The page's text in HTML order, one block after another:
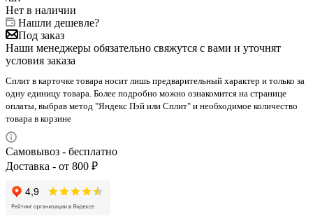
Нет в наличии
Нашли дешевле?
Под заказ
Наши менеджеры обязательно свяжутся с вами и уточнят
условия заказа
Сплит в карточке товара носит лишь предварительный характер и только за
одну единицу товара. Более подробно можно ознакомится на странице
оплаты, выбрав метод "Яндекс Пэй или Сплит" и необходимое количество
товара в корзине
Самовывоз - бесплатно
Доставка - от 800 ₽